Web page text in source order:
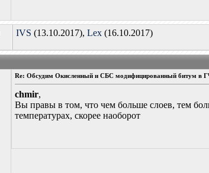
IVS (13.10.2017),Lex (16.10.2017)
Re: Обсудим Окисленный и СБС модифицированный битум в
chmir,
Вы правы в том, что чем больше слоев, тем
температурах, скорее наоборот